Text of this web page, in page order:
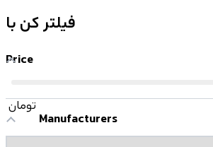
فیلتر کن با
Price
تومان
Manufacturers